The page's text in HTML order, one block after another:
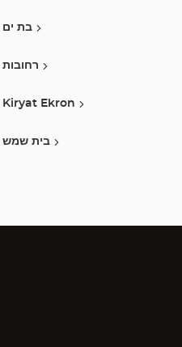
בת ים
רחובות
Kiryat Ekron
בית שמש